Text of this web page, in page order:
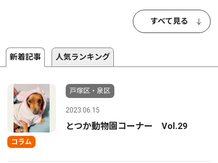
すべて見る
新着記事 人気ランキング
コラム
戸塚区・泉区
2023.06.15
とつか動物園コーナー Vol.29